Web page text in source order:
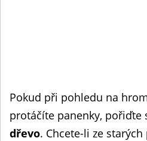
Pokud při pohledu na
protáčíte panenky, pořiďte
dřevo. Chcete-li ze